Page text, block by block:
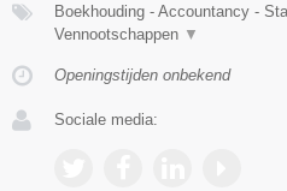
Boekhouding - Accountancy -
Vennootschappen ▼
Openingstijden onbekend
Sociale media: